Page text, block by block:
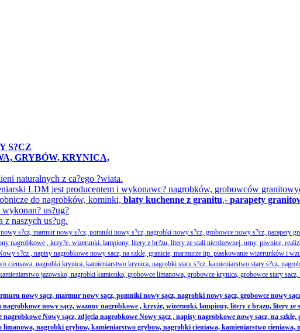
S?CZ
GRYBÓW, KRYNICA,
naturalnych z ca?ego ?wiata.
LDM jest producentem i wykonawc? nagrobków, grobowców
do nagrobków, kominki, blaty kuchenne z granitu,- parapety
us?ug?
z naszych us?ug.
s?cz, marmur nowy s?cz, pomniki nowy s?cz, nagrobki nowy s?cz, grobowce nowy s?cz, parapety
nagrobkowe , krzy?e, wizerunki, lampiony, litery z br?zu, litery ze stali nierdzewnej, urny, piwnice,
s?cz , napisy nagrobkowe nowy sacz, na szkle, granicie, marmurze itp. piaskowanie wizerunków i
nagrobki krynica, kamieniarstwo krynica, nagrobki stary s?cz, kamieniarstwo stary s?cz,
jazowsko, nagrobki kamionka, grobowce limanowa, grobowce krynica, grobowce stary
nowy sącz, marmur nowy sącz, pomniki nowy sącz, nagrobki nowy sącz, grobowce nowy
nowy sącz, wazony nagrobkowe , krzyże, wizerunki, lampiony, litery z brązu, litery
Nowy sącz, zdjęcia nagrobkowe Nowy sącz , napisy nagrobkowe nowy sacz, na
nagrobki grybow, kamieniarstwo grybow, nagrobki cieniawa, kamieniarstwo